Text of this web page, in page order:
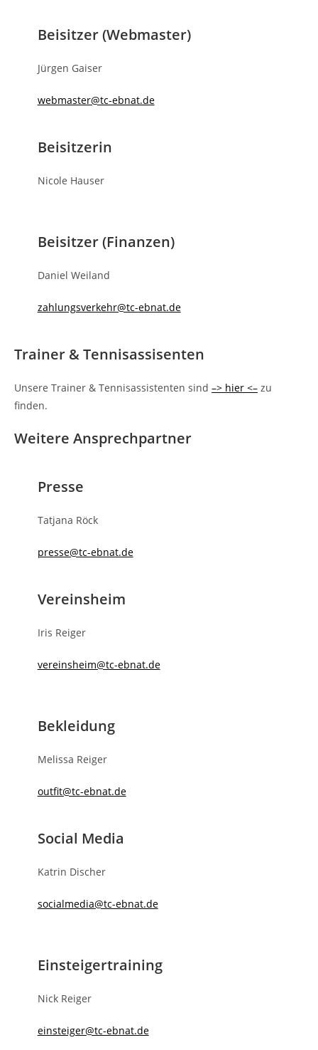
Beisitzer (Webmaster)
Jürgen Gaiser
webmaster@tc-ebnat.de
Beisitzerin
Nicole Hauser
Beisitzer (Finanzen)
Daniel Weiland
zahlungsverkehr@tc-ebnat.de
Trainer & Tennisassisenten
Unsere Trainer & Tennisassistenten sind –> hier <– zu
finden.
Weitere Ansprechpartner
Presse
Tatjana Röck
presse@tc-ebnat.de
Vereinsheim
Iris Reiger
vereinsheim@tc-ebnat.de
Bekleidung
Melissa Reiger
outfit@tc-ebnat.de
Social Media
Katrin Discher
socialmedia@tc-ebnat.de
Einsteigertraining
Nick Reiger
einsteiger@tc-ebnat.de